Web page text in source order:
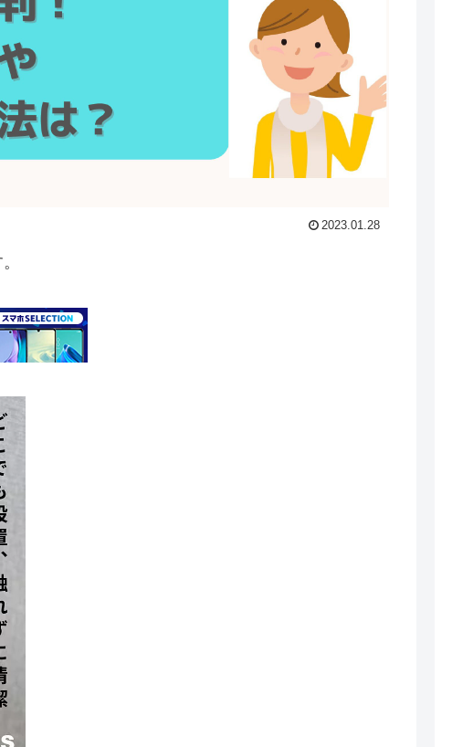
2023.01.28